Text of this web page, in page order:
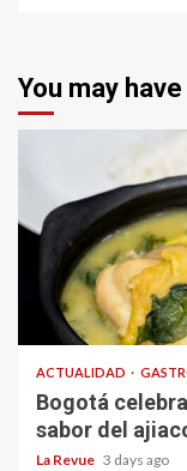
You may
ACTUALIDAD
Bogotá
sabor del
La Revue 3 days ago